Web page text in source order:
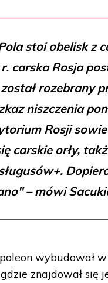
stoi obelisk z
carska Rosja
rozebrany
niszczenia
Rosji
carskie orły,
– mówi
wybudował
znajdował się